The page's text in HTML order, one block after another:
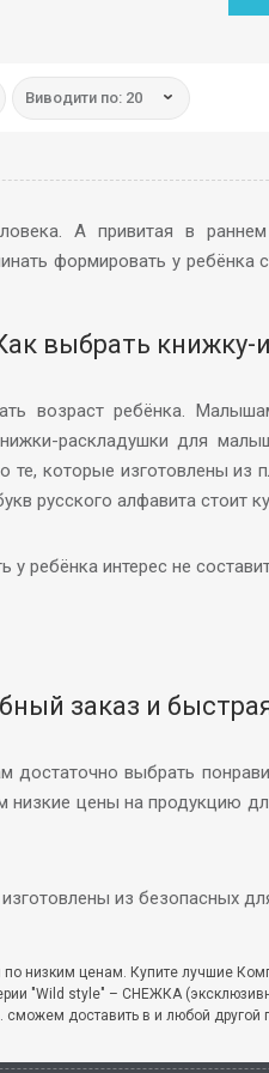
Виводити по: 20
А привитая в
формировать у
выбрать книжку-
возраст ребёнка.
раскладушки для
те, которые изготовлены
русского алфавита стоит
ребёнка интерес не
заказ и
выбрать
цены на продукцию
из безопасных
низким ценам. Купите лучшие
"Wild style" – СНЕЖКА
доставить в и любой